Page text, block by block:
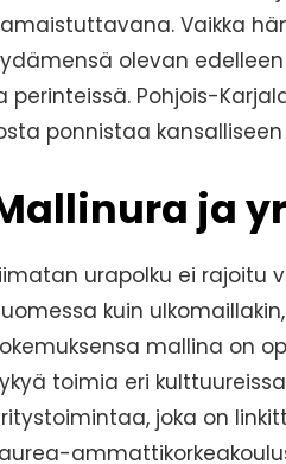
Vaikka
olevan
perinteissä. Pohjois-
ponnistaa
ja
urapolku ei rajoitu
kuin
mallina on
toimia eri
joka on